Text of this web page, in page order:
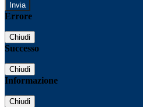
Errore
Chiudi
Successo
Chiudi
Informazione
Chiudi